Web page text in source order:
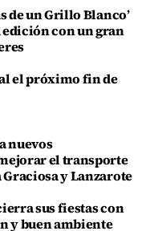
de un Grillo Blanco’
con un gran
el próximo fin de
nuevos
el transporte
y Lanzarote
sus fiestas con
y buen ambiente